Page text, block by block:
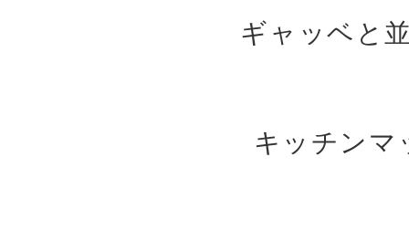
ギャッベと
キッチン